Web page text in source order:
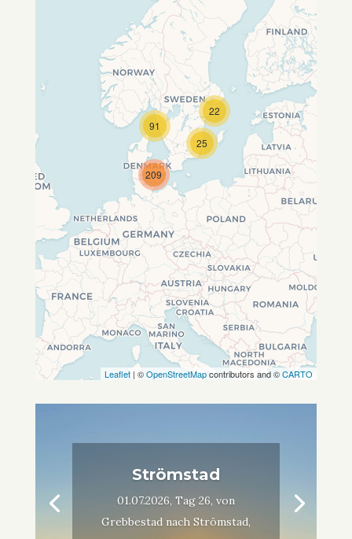
Travelers' Map wird geladen …
Wenn du dies siehst, nachdem
deine Seite vollständig geladen
wurde, fehlen leafletJS-Dateien.
22
25
209
91
Leaflet | ©OpenStreetMapcontributors and ©CARTO
Strömstad
01.07.2026, Tag 26, von
Grebbestad nach Strömstad,